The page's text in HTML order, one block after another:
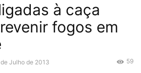
à caça
fogos em
de Julho de 2013 59